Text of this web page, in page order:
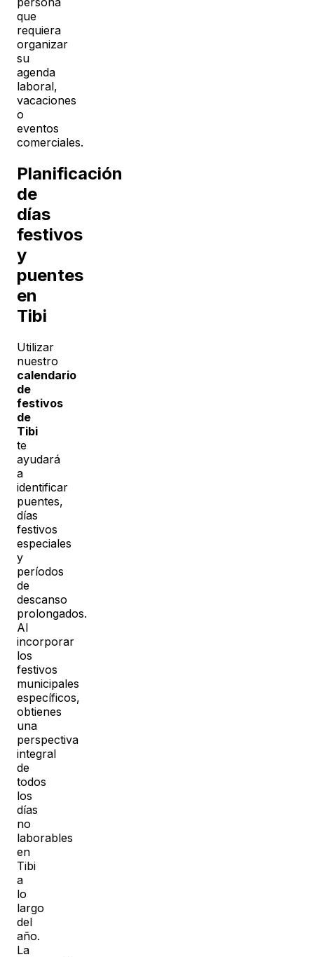
que
requiera
organizar
su
agenda
laboral,
vacaciones
o
eventos
comerciales.
Planificación
de
días
festivos
y
puentes
en
Tibi
Utilizar
nuestro
calendario
de
festivos
de
Tibi
te
ayudará
a
identificar
puentes,
días
festivos
especiales
y
períodos
de
descanso
prolongados.
Al
incorporar
los
festivos
municipales
específicos,
obtienes
una
perspectiva
integral
de
todos
los
días
no
laborables
en
Tibi
a
lo
largo
del
año.
La